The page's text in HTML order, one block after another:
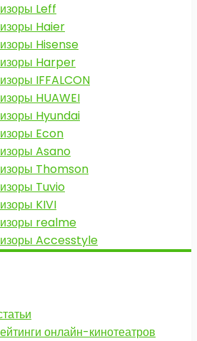
Leff
Haier
Hisense
Harper
IFFALCON
HUAWEI
Hyundai
Econ
Asano
Thomson
Tuvio
KIVI
realme
Accesstyle
онлайн-кинотеатров